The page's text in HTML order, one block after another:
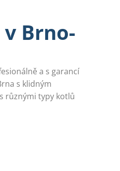
Brno-
a s garancí
s klidným
různými typy kotlů